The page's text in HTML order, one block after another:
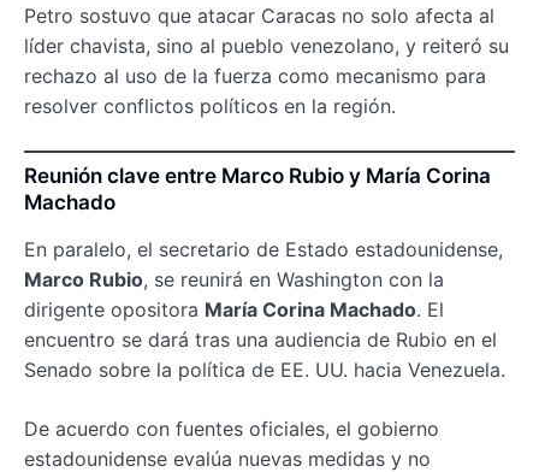
Petro sostuvo que atacar Caracas no solo afecta al
líder chavista, sino al pueblo venezolano, y reiteró su
rechazo al uso de la fuerza como mecanismo para
resolver conflictos políticos en la región.
Reunión clave entre Marco Rubio y María Corina
Machado
En paralelo, el secretario de Estado estadounidense,
Marco Rubio, se reunirá en Washington con la
dirigente opositora María Corina Machado. El
encuentro se dará tras una audiencia de Rubio en el
Senado sobre la política de EE. UU. hacia Venezuela.
De acuerdo con fuentes oficiales, el gobierno
estadounidense evalúa nuevas medidas y no